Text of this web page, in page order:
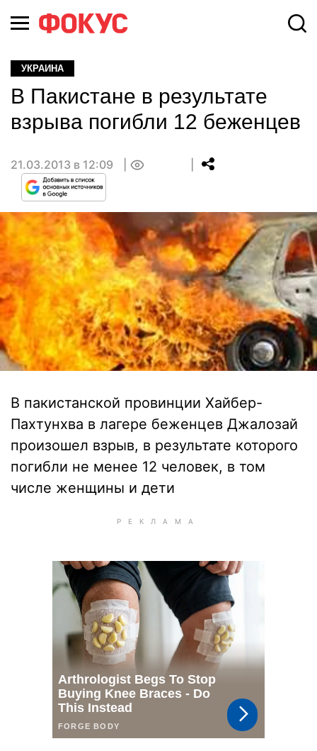
УКРАИНА
В Пакистане в результате
взрыва погибли 12 беженцев
21.03.2013 в 12:09
В пакистанской провинции Хайбер-
Пахтунхва в лагере беженцев Джалозай
произошел взрыв, в результате которого
погибли не менее 12 человек, в том
числе женщины и дети